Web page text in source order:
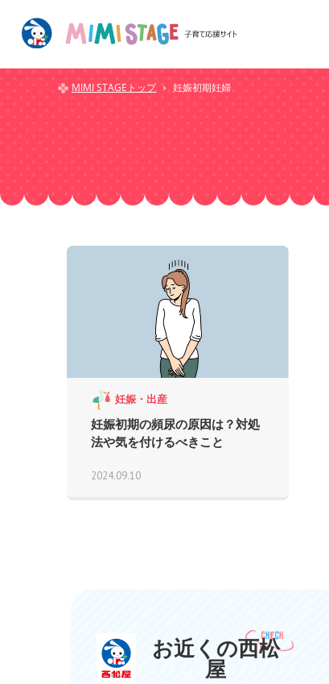
MIMI STAGEトップ 妊娠初期妊婦
妊娠・出産
妊娠初期の頻尿の原因は？対処
法や気を付けるべきこと
2024.09.10
お近くの西松
屋